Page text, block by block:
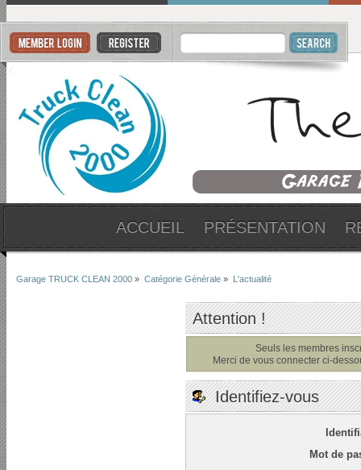
ACCUEIL PRÉSENTATION
Garage TRUCK CLEAN 2000 » Catégorie Générale » L'actualité
Attention !
Seuls les membres
Merci de vous connecter ci-
Identifiez-vous
Mot de